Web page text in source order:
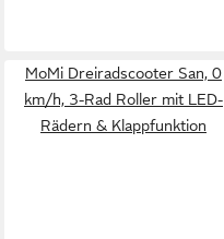
MoMi Dreiradscooter San, 0
km/h, 3-Rad Roller mit LED-
Rädern & Klappfunktion